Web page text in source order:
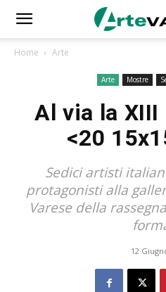
Home Arte
Arte Mostre
Al via la
<20
Sedici artisti
protagonisti alla
Varese della
12